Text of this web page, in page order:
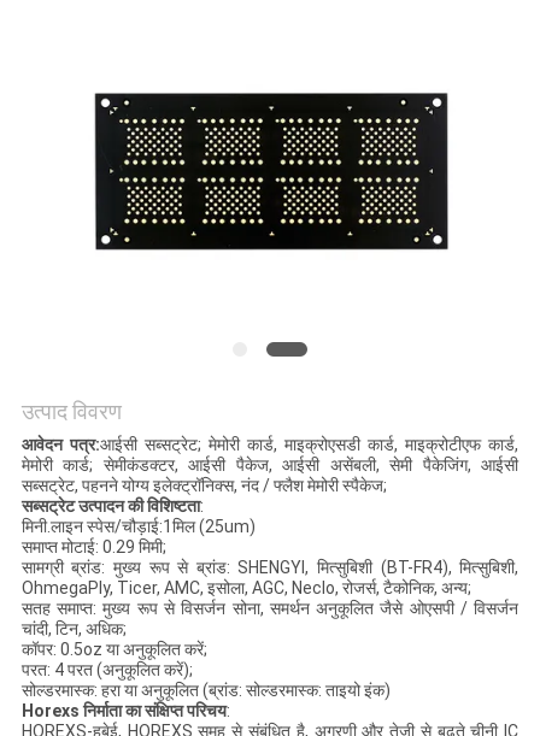
साइटमैप
उत्पाद विवरण
आवेदन पत्र:आईसी सब्सट्रेट; मेमोरी कार्ड, माइक्रोएसडी कार्ड, माइक्रोटीएफ कार्ड,
मेमोरी कार्ड; सेमीकंडक्टर, आईसी पैकेज, आईसी असेंबली, सेमी पैकेजिंग, आईसी
सब्सट्रेट, पहनने योग्य इलेक्ट्रॉनिक्स, नंद / फ्लैश मेमोरी स्पैकेज;
सब्सट्रेट उत्पादन की विशिष्टता:
मिनी.लाइन स्पेस/चौड़ाई:1मिल (25um)
समाप्त मोटाई: 0.29 मिमी;
सामग्री ब्रांड: मुख्य रूप से ब्रांड: SHENGYI, मित्सुबिशी (BT-FR4), मित्सुबिशी,
OhmegaPly, Ticer, AMC, इसोला, AGC, Neclo, रोजर्स, टैकोनिक, अन्य;
सतह समाप्त: मुख्य रूप से विसर्जन सोना, समर्थन अनुकूलित जैसे ओएसपी / विसर्जन
चांदी, टिन, अधिक;
कॉपर: 0.5oz या अनुकूलित करें;
परत: 4 परत (अनुकूलित करें);
सोल्डरमास्क: हरा या अनुकूलित (ब्रांड: सोल्डरमास्क: ताइयो इंक)
Horexs निर्माता का संक्षिप्त परिचय:
HOREXS-हुबेई, HOREXS समूह से संबंधित है, अग्रणी और तेजी से बढ़ते चीनी IC